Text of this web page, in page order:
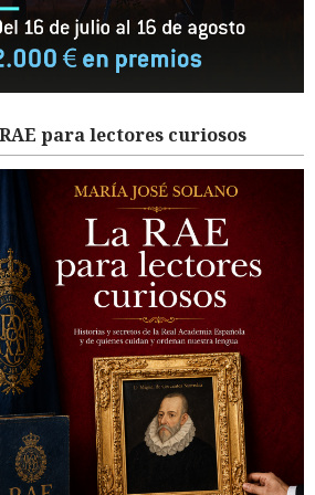
para lectores curiosos